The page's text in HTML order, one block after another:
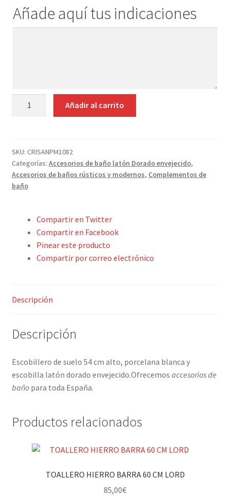
¿Quiénes somos?
Añade aquí tus indicaciones
ENVEJECIDO
54
CM
ALTO
Añadir al carrito
SKU: CRISANPM1082
Categorías: Accesorios de baño latón Dorado envejecido,
Accesorios de baños rústicos y modernos, Complementos de
baño
Compartir en Twitter
Compartir en Facebook
Pinear este producto
Compartir por correo electrónico
Descripción
Descripción
Escobillero de suelo 54 cm alto, porcelana blanca y
escobilla latón dorado envejecido.Ofrecemos accesorios de
bañopara toda España.
Productos relacionados
TOALLERO HIERRO BARRA 60 CM LORD
85,00€